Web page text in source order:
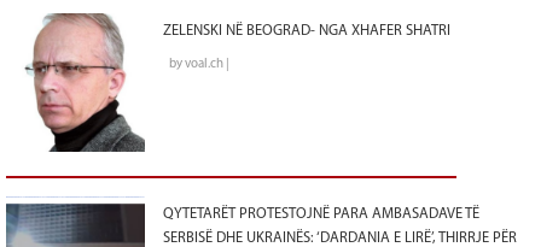
ZELENSKI NË BEOGRAD- NGA XHAFER SHATRI
by voal.ch |
QYTETARËT PROTESTOJNË PARA AMBASADAVE TË
SERBISË DHE UKRAINËS: ‘DARDANIA E LIRË’, THIRRJE PËR